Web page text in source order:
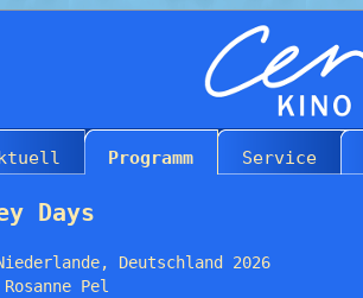
Programm Service
Days
Deutschland 2026
Pel